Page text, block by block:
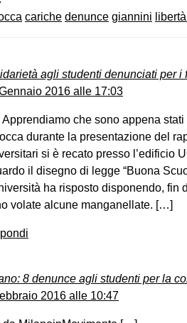
cariche denunce giannini
agli studenti denunciati per
2016 alle 17:03
che sono appena
durante la presentazione del
si è recato presso l’edificio
il disegno di legge “Buona
ha risposto disponendo,
volate alcune manganellate. […]
8 denunce agli studenti per la
2016 alle 10:47